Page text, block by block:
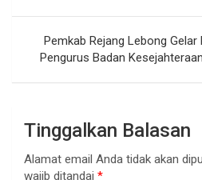
Pemkab Rejang Lebong
Pengurus Badan
Tinggalkan Balasan
Alamat email Anda tidak akan
wajib ditandai *